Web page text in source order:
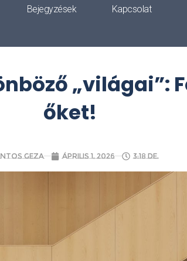
Bejegyzések Kapcsolat
„világai”:
őket!
Geza április 1, 2026 3:18 de.